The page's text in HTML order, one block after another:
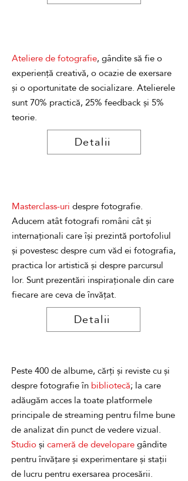
Ateliere de fotografie, gândite să fie o
experiență creativă, o ocazie de exersare
și o oportunitate de socializare. Atelierele
sunt 70% practică, 25% feedback și 5%
teorie.
Detalii
Masterclass-uri despre fotografie.
Aducem atât fotografi români cât și
internaționali care își prezintă portofoliul
și povestesc despre cum văd ei fotografia,
practica lor artistică și despre parcursul
lor. Sunt prezentări inspiraționale din care
fiecare are ceva de învățat.
Detalii
Peste 400 de albume, cărți și reviste cu și
despre fotografie în bibliotecă; la care
adăugăm acces la toate platformele
principale de streaming pentru filme bune
de analizat din punct de vedere vizual.
Studio și cameră de developare gândite
pentru învățare și experimentare și stații
de lucru pentru exersarea procesării.